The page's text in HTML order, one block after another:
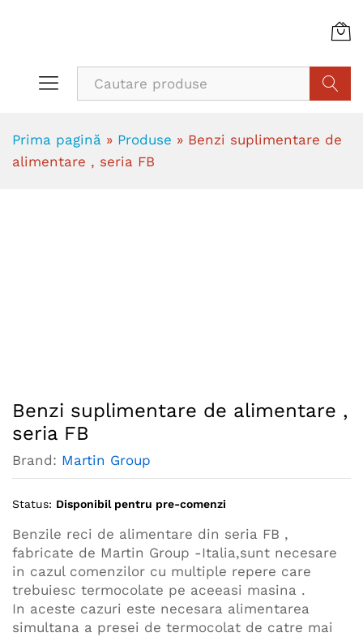
Prima pagină » Produse » Benzi suplimentare de
alimentare , seria FB
Benzi suplimentare de alimentare ,
seria FB
Brand: Martin Group
Status: Disponibil pentru pre-comenzi
Benzile reci de alimentare din seria FB ,
fabricate de Martin Group -Italia,sunt necesare
in cazul comenzilor cu multiple repere care
trebuiesc termocolate pe aceeasi masina .
In aceste cazuri este necesara alimentarea
simultana a presei de termocolat de catre mai